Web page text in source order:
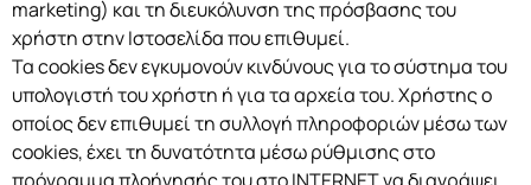
marketing) και τη διευκόλυνση της πρόσβασης του
χρήστη στην Ιστοσελίδα που επιθυμεί.
Τα cookies δεν εγκυμονούν κινδύνους για το σύστημα του
υπολογιστή του χρήστη ή για τα αρχεία του. Χρήστης ο
οποίος δεν επιθυμεί τη συλλογή πληροφοριών μέσω των
cookies, έχει τη δυνατότητα μέσω ρύθμισης στο